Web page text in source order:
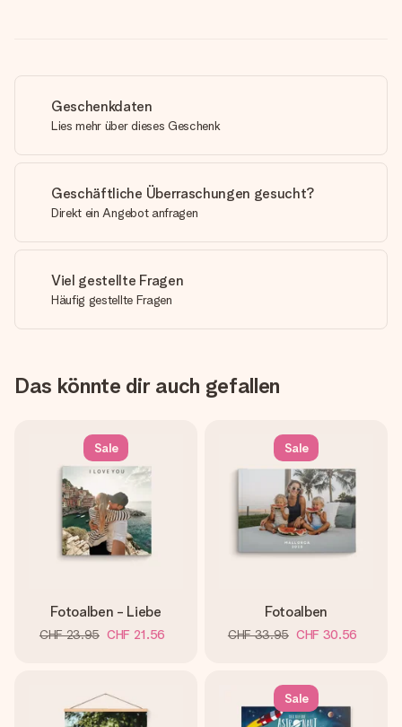
Geschenkdaten
Lies mehr über dieses Geschenk
Geschäftliche Überraschungen gesucht?
Direkt ein Angebot anfragen
Viel gestellte Fragen
Häufig gestellte Fragen
Das könnte dir auch gefallen
Sale
Fotoalben - Liebe
CHF 23.95 CHF 21.56
Sale
Fotoalben
CHF 33.95 CHF 30.56
Sale